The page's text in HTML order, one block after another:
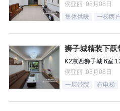
侯亚丽 08月08日
集体供暖 一梯两户
K2京西狮子城 6室
侯亚丽 08月08日
一层带院 有电梯